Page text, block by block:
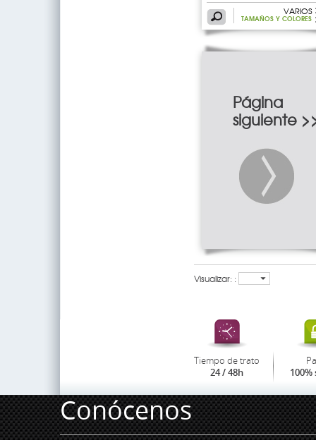
VARIOS
TAMAÑOS Y COLORES
Página
siguiente
Visualizar: :
Tiempo de trato
24 / 48h 100%
Conócenos